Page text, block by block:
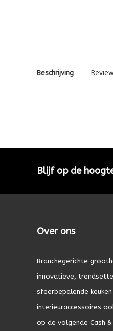
Beschrijving
Blijf op de
Over ons
Branchegerichte
innovatieve,
sfeerbepalende
interieuraccessoires
op de volgende Cash &